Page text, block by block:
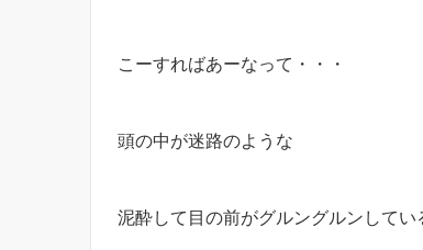
こーすればあーなって・・・
頭の中が迷路のような
泥酔して目の前がグルングルンしてい